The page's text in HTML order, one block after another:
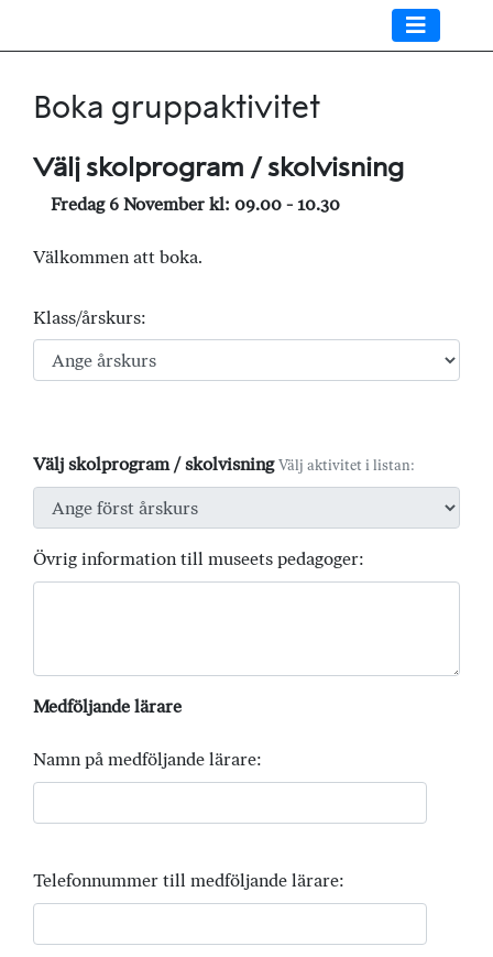
Boka gruppaktivitet
Välj skolprogram / skolvisning
Fredag 6 November kl: 09.00 - 10.30
Välkommen att boka.
Klass/årskurs:
Välj skolprogram / skolvisning Välj aktivitet i listan:
Övrig information till museets pedagoger:
Medföljande lärare
Namn på medföljande lärare:
Telefonnummer till medföljande lärare: